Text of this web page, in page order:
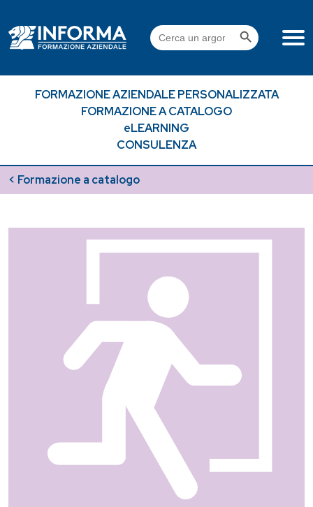
content
Search
for:
Search Button
FORMAZIONE AZIENDALE PERSONALIZZATA
FORMAZIONE A CATALOGO
eLEARNING
CONSULENZA
< Formazione a catalogo